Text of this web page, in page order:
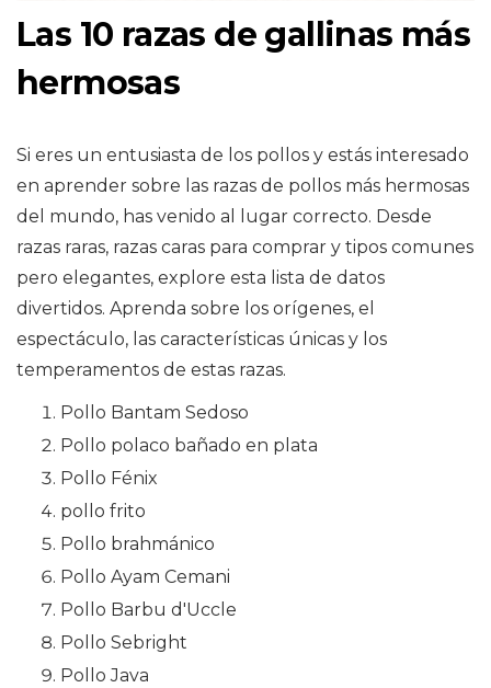
Las 10 razas de gallinas más
hermosas
Si eres un entusiasta de los pollos y estás interesado
en aprender sobre las razas de pollos más hermosas
del mundo, has venido al lugar correcto. Desde
razas raras, razas caras para comprar y tipos comunes
pero elegantes, explore esta lista de datos
divertidos. Aprenda sobre los orígenes, el
espectáculo, las características únicas y los
temperamentos de estas razas.
Pollo Bantam Sedoso
Pollo polaco bañado en plata
Pollo Fénix
pollo frito
Pollo brahmánico
Pollo Ayam Cemani
Pollo Barbu d'Uccle
Pollo Sebright
Pollo Java